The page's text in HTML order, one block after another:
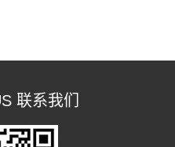
联系我们